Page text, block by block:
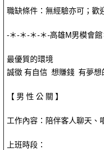
職缺條件：無經驗亦可；歡
-＊-＊-＊-＊-高雄M男模會
最優質的環境
誠徵 有自信 想賺錢 有夢想
【 男 性 公 關 】
工作內容：陪伴客人聊天、
上班時段：